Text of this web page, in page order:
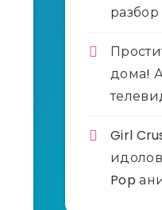
дома!
Girl
Pop